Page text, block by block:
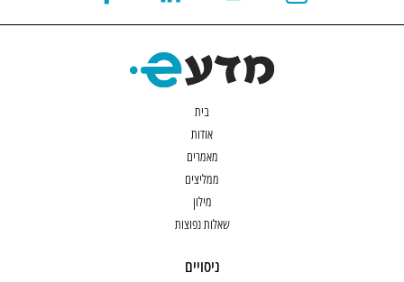
בית
אודות
מאמרים
ממליצים
מילון
שאלות נפוצות
ניסויים